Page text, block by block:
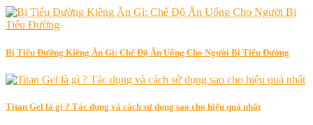
Bị Tiểu Đường Kiêng Ăn Gì: Chế Độ Ăn Uống Cho Người Bị Tiểu Đường
Titan Gel là gì ? Tác dụng và cách sử dụng sao cho hiệu quả nhất